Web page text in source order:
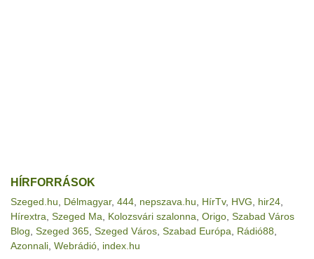
HÍRFORRÁSOK
Szeged.hu Délmagyar, 444 nepszava.hu HírTv, HVG hir24
Hírextra Szeged Ma Kolozsvári szalonna Origo Szabad Város
Blog Szeged 365 Szeged Város Szabad Európa Rádió88
Azonnali Webrádió index.hu